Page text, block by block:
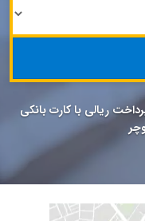
ریالی با کارت بانکی